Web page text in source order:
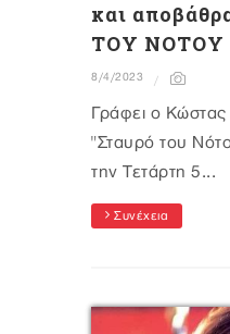
και
ΤΟΥ ΝΟΤΟΥ
8/4/2023
Γράφει ο
"Σταυρό του
την Τετάρτη 5...
Συνέχεια